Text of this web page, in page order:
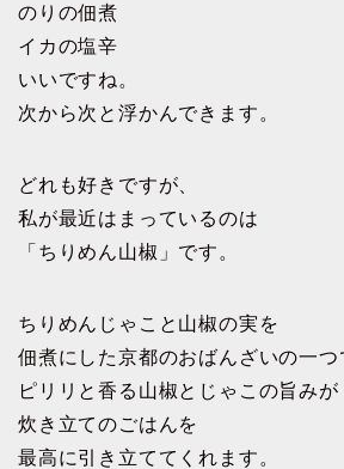
のりの佃煮
イカの塩辛
いいですね。
次から次と浮かんできます。
どれも好きですが、
私が最近はまっているのは
「ちりめん山椒」です。
ちりめんじゃこと山椒の実を
佃煮にした京都のおばんざいの一つ
ピリリと香る山椒とじゃこの旨みが
炊き立てのごはんを
最高に引き立ててくれます。